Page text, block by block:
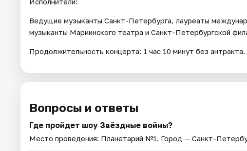
Ведущие музыканты Санкт-Петербурга, лауреаты
музыканты Мариинского театра и Санкт-Петербургской
Продолжительность концерта: 1 час 10 минут без антракта.
Вопросы и ответы
Где пройдет шоу Звёздные войны?
Место проведения: Планетарий №1. Город — Санкт-